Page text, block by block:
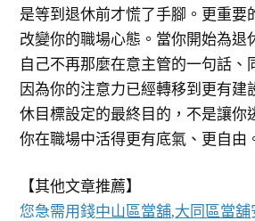
是等到退休前才慌了手腳。更重要
改變你的職場心態。當你開始為退
自己不再那麼在意主管的一句話、
因為你的注意力已經轉移到更有建
休目標設定的最終目的，不是讓你
你在職場中活得更有底氣、更自由
【其他文章推薦】
您急需用錢中山區當舖,大同區當舖